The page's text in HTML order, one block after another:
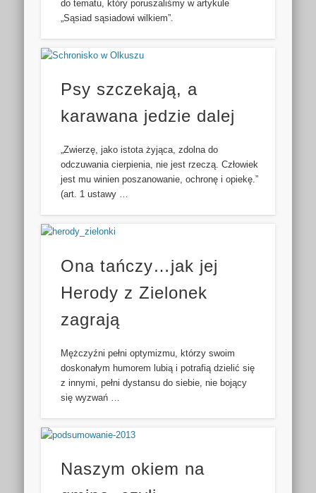
do tematu, który poruszaliśmy w artykule
„Sąsiad sąsiadowi wilkiem”.
Psy szczekają, a
karawana jedzie dalej
„Zwierzę, jako istota żyjąca, zdolna do
odczuwania cierpienia, nie jest rzeczą. Człowiek
jest mu winien poszanowanie, ochronę i opiekę.”
(art. 1 ustawy …
Ona tańczy…jak jej
Herody z Zielonek
zagrają
Mężczyźni pełni optymizmu, którzy swoim
doskonałym humorem lubią i potrafią dzielić się
z innymi, pełni dystansu do siebie, nie bojący
się wyzwań …
Naszym okiem na